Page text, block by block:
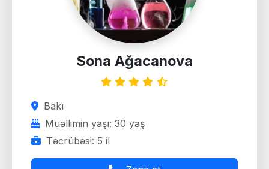
Sona Ağacanova
Bakı
Müəllimin yaşı: 30 yaş
Təcrübəsi: 5 il